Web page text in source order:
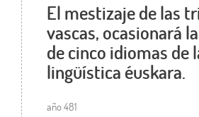
El mestizaje de las
vascas, ocasionará
de cinco idiomas de
lingüística éuskara.
año 481